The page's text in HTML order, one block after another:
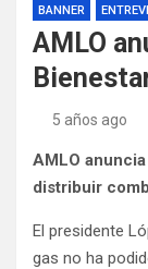
BANNER
AMLO
5 años ago
AMLO
distribuir
El presidente
gas no ha